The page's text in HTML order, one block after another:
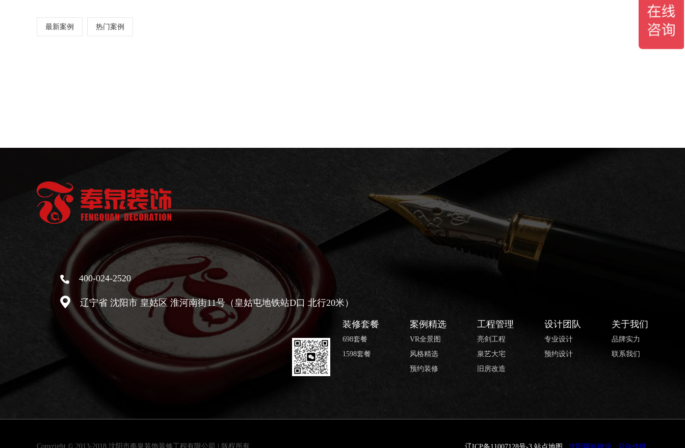
最新案例 热门案例
400-024-2520
辽宁省 沈阳市 皇姑区 淮河南街11号（皇姑屯地铁站D口 北行20米）
装修套餐
698套餐
1598套餐
案例精选
VR全景图
风格精选
预约装修
工程管理
亮剑工程
泉艺大宅
旧房改造
设计团队
专业设计
预约设计
关于我们
品牌实力
联系我们
Copyright © 2013-2018 沈阳市奉泉装饰装修工程有限公司 | 版权所有